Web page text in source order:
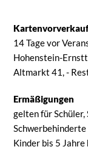
14 Tage vor
Hohenstein-
Altmarkt 41, -
Ermäßigungen
gelten für
Kinder bis 5